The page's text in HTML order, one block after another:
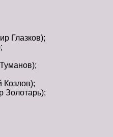
Глазков);
Козлов);
Золотарь);